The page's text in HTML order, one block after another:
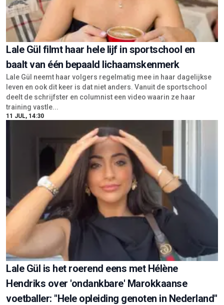
Lale Gül filmt haar hele lijf in sportschool en
baalt van één bepaald lichaamskenmerk
Lale Gül neemt haar volgers regelmatig mee in haar dagelijkse
leven en ook dit keer is dat niet anders. Vanuit de sportschool
deelt de schrijfster en columnist een video waarin ze haar
training vastle...
11 JUL, 14:30
Lale Gül is het roerend eens met Hélène
Hendriks over 'ondankbare' Marokkaanse
voetballer: "Hele opleiding genoten in Nederland"